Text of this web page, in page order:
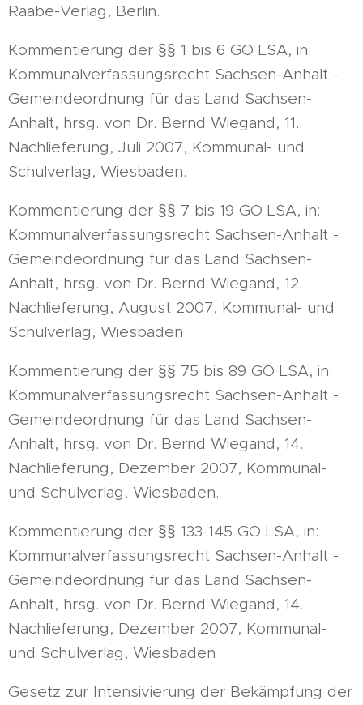
Raabe-Verlag, Berlin.
Kommentierung der §§ 1 bis 6 GO LSA, in:
Kommunalverfassungsrecht Sachsen-Anhalt -
Gemeindeordnung für das Land Sachsen-
Anhalt, hrsg. von Dr. Bernd Wiegand, 11.
Nachlieferung, Juli 2007, Kommunal- und
Schulverlag, Wiesbaden.
Kommentierung der §§ 7 bis 19 GO LSA, in:
Kommunalverfassungsrecht Sachsen-Anhalt -
Gemeindeordnung für das Land Sachsen-
Anhalt, hrsg. von Dr. Bernd Wiegand, 12.
Nachlieferung, August 2007, Kommunal- und
Schulverlag, Wiesbaden
Kommentierung der §§ 75 bis 89 GO LSA, in:
Kommunalverfassungsrecht Sachsen-Anhalt -
Gemeindeordnung für das Land Sachsen-
Anhalt, hrsg. von Dr. Bernd Wiegand, 14.
Nachlieferung, Dezember 2007, Kommunal-
und Schulverlag, Wiesbaden.
Kommentierung der §§ 133-145 GO LSA, in:
Kommunalverfassungsrecht Sachsen-Anhalt -
Gemeindeordnung für das Land Sachsen-
Anhalt, hrsg. von Dr. Bernd Wiegand, 14.
Nachlieferung, Dezember 2007, Kommunal-
und Schulverlag, Wiesbaden
Gesetz zur Intensivierung der Bekämpfung der